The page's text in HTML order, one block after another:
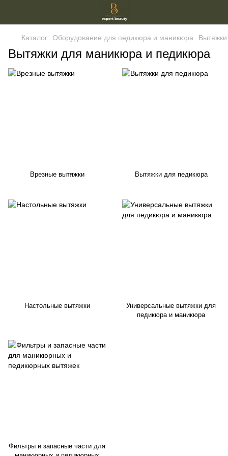
Каталог Оборудование для педикюра и маникюра
Вытяжки для маникюра и педикюра
Врезные вытяжки Вытяжки для педикюра
Настольные вытяжки
Универсальные вытяжки для
педикюра и маникюра
Фильтры и запасные части для